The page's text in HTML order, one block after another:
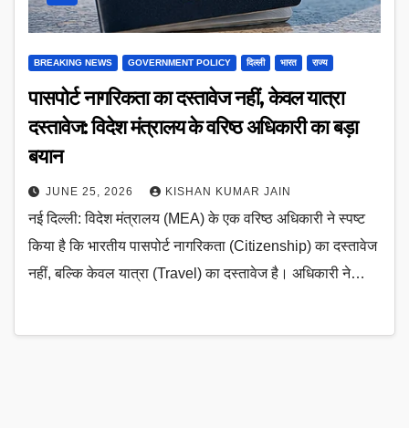
BREAKING NEWS GOVERNMENT POLICY दिल्ली भारत राज्य
पासपोर्ट नागरिकता का दस्तावेज नहीं, केवल यात्रा
दस्तावेज: विदेश मंत्रालय के वरिष्ठ अधिकारी का बड़ा
बयान
JUNE 25, 2026 KISHAN KUMAR JAIN
नई दिल्ली: विदेश मंत्रालय (MEA) के एक वरिष्ठ अधिकारी ने स्पष्ट
किया है कि भारतीय पासपोर्ट नागरिकता (Citizenship) का दस्तावेज
नहीं, बल्कि केवल यात्रा (Travel) का दस्तावेज है। अधिकारी ने…